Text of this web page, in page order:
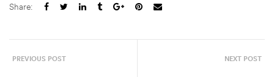
Share:
PREVIOUS POST NEXT POST